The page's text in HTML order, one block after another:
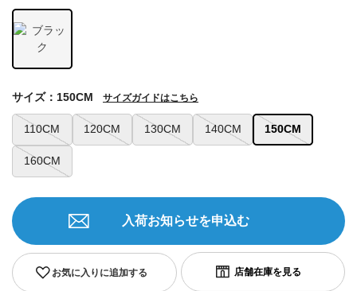
110CM 120CM 130CM 140CM 150CM
160CM
サイズ：150CM サイズガイドはこちら
お気に入りに追加する
入荷お知らせを申込む